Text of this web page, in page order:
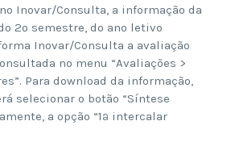
Inovar/Consulta, a informação da
2º semestre, do ano letivo
Inovar/Consulta a avaliação
no menu “Avaliações >
Para download da informação,
selecionar o botão “Síntese
a opção “1ª intercalar